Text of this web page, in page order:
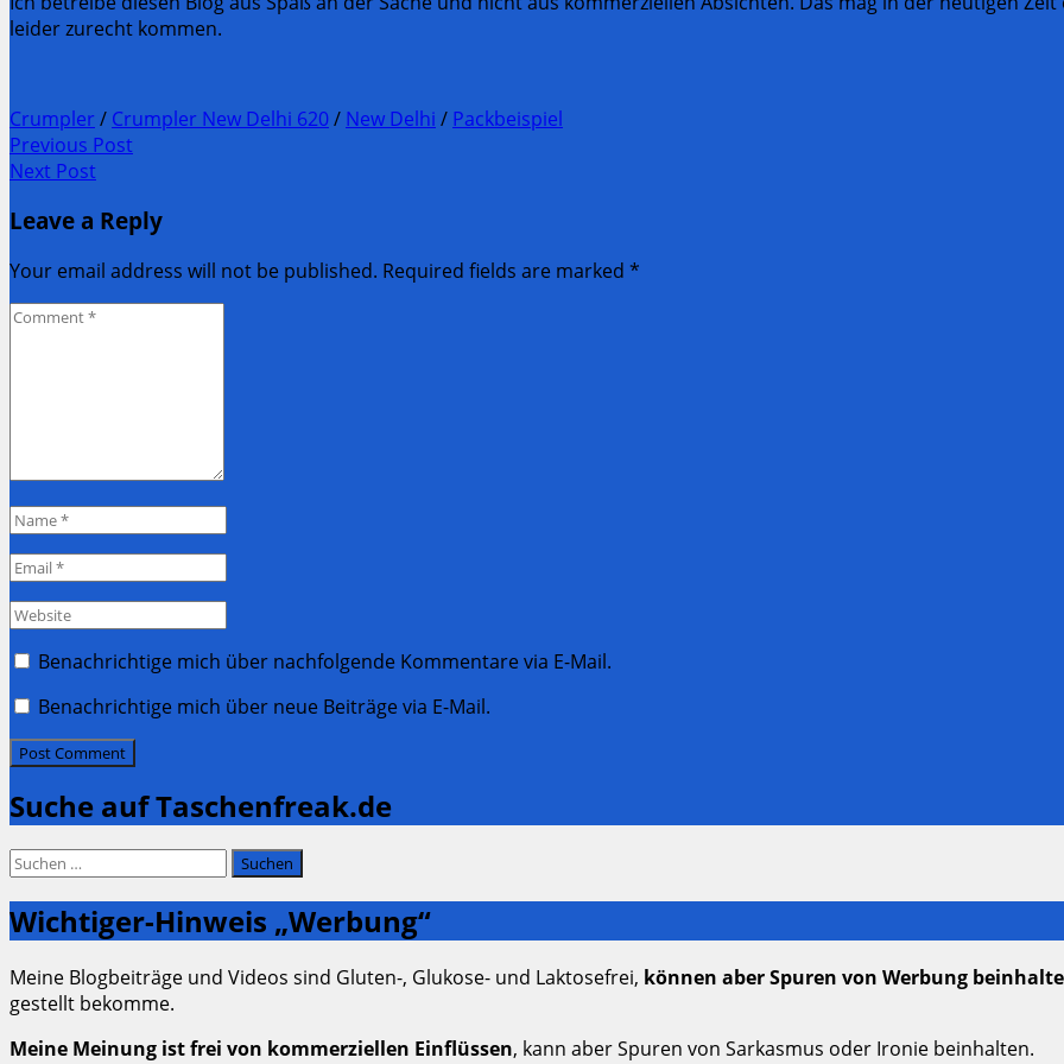
leider zurecht kommen.
Crumpler / Crumpler New Delhi 620/ New Delhi / Packbeispiel
Post
navigation
Previous Post
Previous
Next Post
Post:
Leave a Reply
Your email address will not be published. Required fields are marked *
Comment
Name
Email
Website
Benachrichtige mich über nachfolgende Kommentare via E-Mail.
Benachrichtige mich über neue Beiträge via E-Mail.
Suche auf Taschenfreak.de
Suchen
Wichtiger-Hinweis „Werbung“
Meine Blogbeiträge und Videos sind Gluten-, Glukose- und Laktosefrei, können aber Spuren von Werbung
gestellt bekomme.
Meine Meinung ist frei von kommerziellen Einflüssen, kann aber Spuren von Sarkasmus oder Ironie beinhalten.